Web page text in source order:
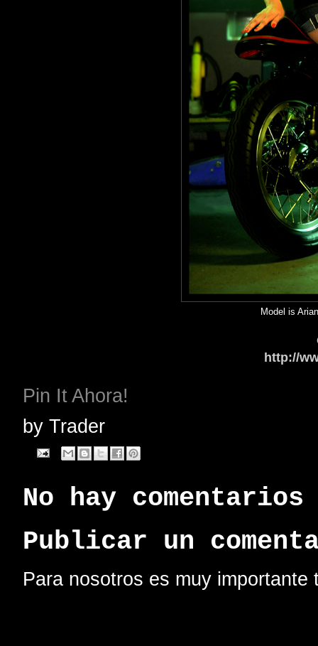
Model is
http://
Pin It Ahora!
by Trader
No hay
Publicar un
Para nosotros es muy